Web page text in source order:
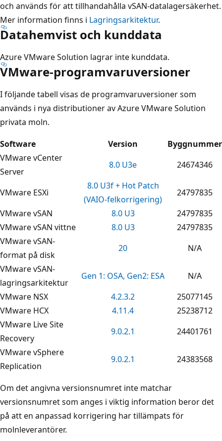
och används för att tillhandahålla vSAN-datalagersäkerhet.
Mer information finns i Lagringsarkitektur.
Datahemvist och kunddata
Azure VMware Solution lagrar inte kunddata.
VMware-programvaruversioner
I följande tabell visas de programvaruversioner som
används i nya distributioner av Azure VMware Solution
privata moln.
Software
Version
Byggnummer
VMware vCenter
Server
8.0 U3e 24674346
VMware ESXi
8.0 U3f + Hot Patch
(VAIO-felkorrigering)
24797835
VMware vSAN
8.0 U3
24797835
VMware vSAN vittne
8.0 U3
24797835
VMware vSAN-
format på disk
20
N/A
VMware vSAN-
lagringsarkitektur
Gen 1: OSA, Gen2: ESA
N/A
VMware NSX
4.2.3.2
25077145
VMware HCX
4.11.4
25238712
VMware Live Site
Recovery
9.0.2.1
24401761
VMware vSphere
Replication
9.0.2.1 24383568
Om det angivna versionsnumret inte matchar
versionsnumret som anges i viktig information beror det
på att en anpassad korrigering har tillämpats för
molnleverantörer.